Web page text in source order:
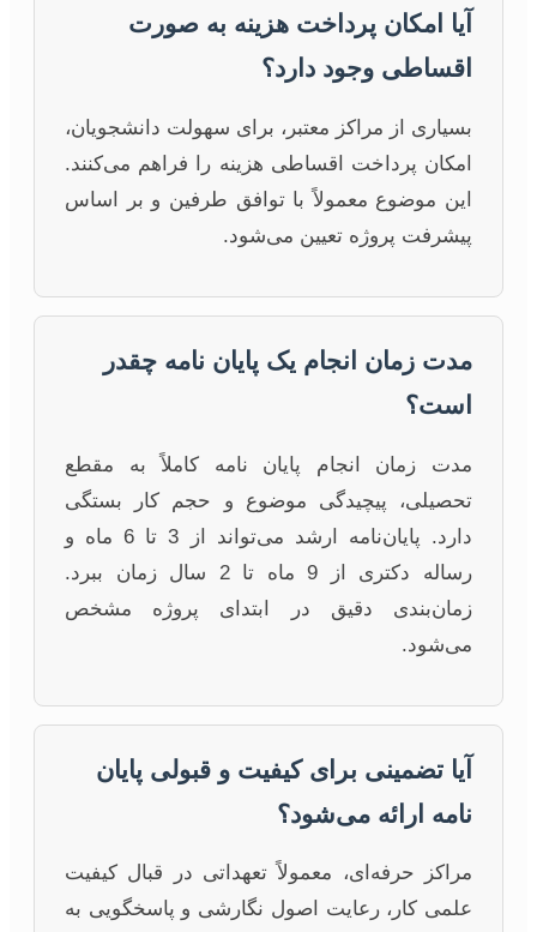
آیا امکان پرداخت هزینه به صورت
اقساطی وجود دارد؟
بسیاری از مراکز معتبر، برای سهولت دانشجویان،
امکان پرداخت اقساطی هزینه را فراهم می‌کنند.
این موضوع معمولاً با توافق طرفین و بر اساس
پیشرفت پروژه تعیین می‌شود.
مدت زمان انجام یک پایان نامه چقدر
است؟
مدت زمان انجام پایان نامه کاملاً به مقطع
تحصیلی، پیچیدگی موضوع و حجم کار بستگی
دارد. پایان‌نامه ارشد می‌تواند از 3 تا 6 ماه و
رساله دکتری از 9 ماه تا 2 سال زمان ببرد.
زمان‌بندی دقیق در ابتدای پروژه مشخص
می‌شود.
آیا تضمینی برای کیفیت و قبولی پایان
نامه ارائه می‌شود؟
مراکز حرفه‌ای، معمولاً تعهداتی در قبال کیفیت
علمی کار، رعایت اصول نگارشی و پاسخگویی به